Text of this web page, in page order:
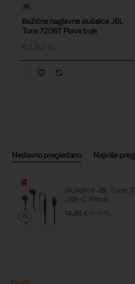
JBL
Bežične naglavne slušalice JBL
Tune 720BT Plave boje
67.82 €
Nedavno pregledano Najviše
Slušalice JBL Tune
USB-C Plave
14.90 €